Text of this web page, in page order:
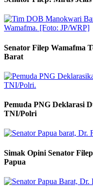
Senator Filep Wamafma
Barat
Pemuda PNG Deklarasi
TNI/Polri
Simak Opini Senator
Papua